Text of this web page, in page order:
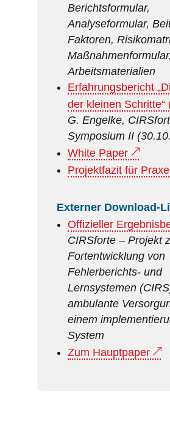
Berichtsformular,
Analyseformular,
Faktoren,
Maßnahmenformular,
Arbeitsmaterialien
Erfahrungsbericht
der kleinen Schritte“
G. Engelke,
Symposium II
White Paper
Projektfazit für
Externer Download-
Offizieller
CIRSforte – Projekt
Fortentwicklung von
Fehlerberichts- und
Lernsystemen
ambulante
einem
System
Zum Hauptpaper